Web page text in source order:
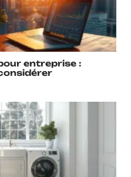
entreprise :